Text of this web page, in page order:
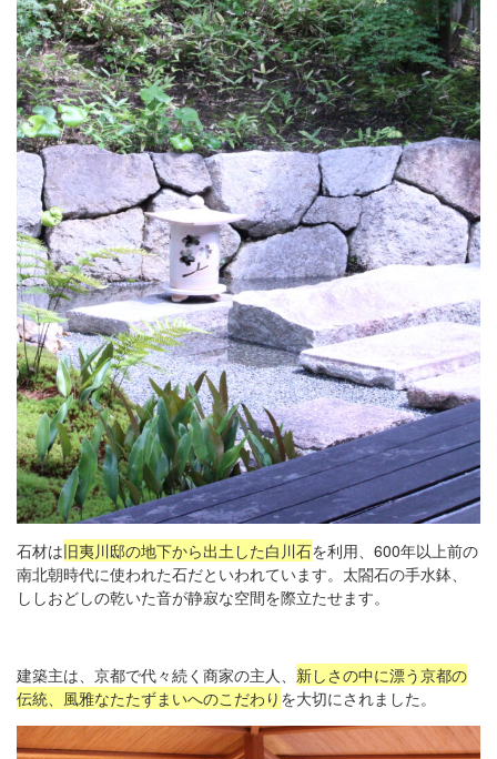
石材は旧夷川邸の地下から出土した白川石を利用、600年以上前の
南北朝時代に使われた石だといわれています。太閤石の手水鉢、
ししおどしの乾いた音が静寂な空間を際立たせます。
建築主は、京都で代々続く商家の主人、 新しさの中に漂う京都の
伝統、風雅なたたずまいへのこだわり を大切にされました。